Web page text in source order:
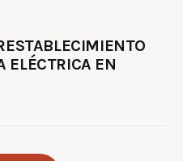
ELÉCTRICA EN